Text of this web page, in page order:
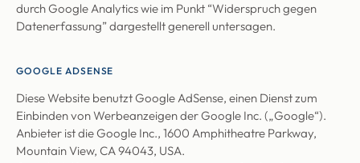
durch Google Analytics wie im Punkt “Widerspruch gegen
Datenerfassung” dargestellt generell untersagen.
GOOGLE ADSENSE
Diese Website benutzt Google AdSense, einen Dienst zum
Einbinden von Werbeanzeigen der Google Inc. („Google“).
Anbieter ist die Google Inc., 1600 Amphitheatre Parkway,
Mountain View, CA 94043, USA.